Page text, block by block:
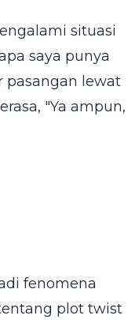
situasi
saya punya
pasangan lewat
"Ya ampun,
fenomena
plot twist